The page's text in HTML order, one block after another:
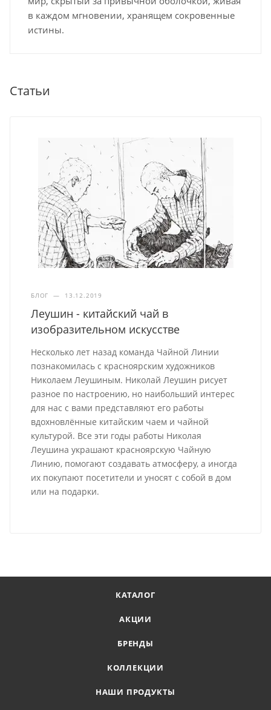
в каждом мгновении, хранящем сокровенные
истины.
Статьи
БЛОГ — 13.12.2019
Леушин - китайский чай в
изобразительном искусстве
Несколько лет назад команда Чайной Линии
познакомилась с красноярским художников
Николаем Леушиным. Николай Леушин рисует
разное по настроению, но наибольший интерес
для нас с вами представляют его работы
вдохновлённые китайским чаем и чайной
культурой. Все эти годы работы Николая
Леушина украшают красноярскую Чайную
Линию, помогают создавать атмосферу, а иногда
их покупают посетители и уносят с собой в дом
или на подарки.
КАТАЛОГ
АКЦИИ
БРЕНДЫ
КОЛЛЕКЦИИ
НАШИ ПРОДУКТЫ